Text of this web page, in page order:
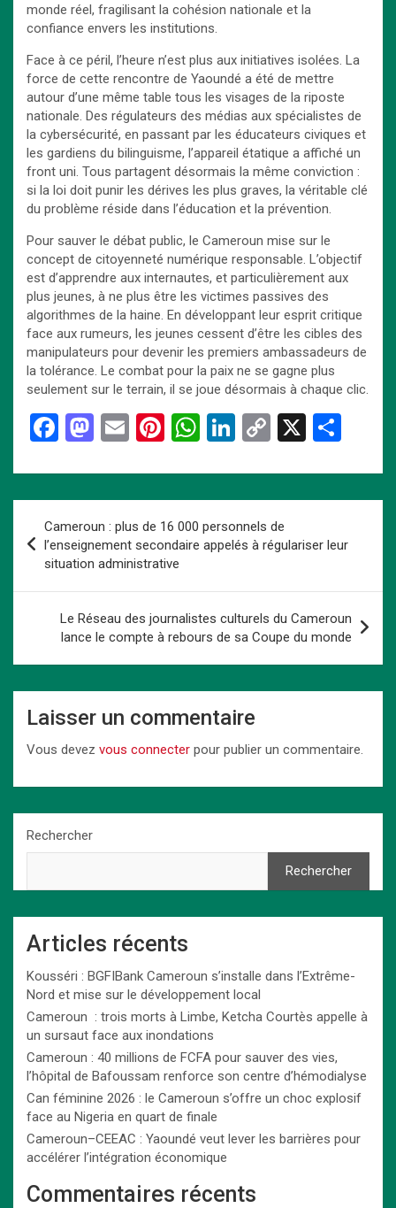
monde réel, fragilisant la cohésion nationale et la
confiance envers les institutions.
Face à ce péril, l’heure n’est plus aux initiatives isolées. La
force de cette rencontre de Yaoundé a été de mettre
autour d’une même table tous les visages de la riposte
nationale. Des régulateurs des médias aux spécialistes de
la cybersécurité, en passant par les éducateurs civiques et
les gardiens du bilinguisme, l’appareil étatique a affiché un
front uni. Tous partagent désormais la même conviction :
si la loi doit punir les dérives les plus graves, la véritable clé
du problème réside dans l’éducation et la prévention.
Pour sauver le débat public, le Cameroun mise sur le
concept de citoyenneté numérique responsable. L’objectif
est d’apprendre aux internautes, et particulièrement aux
plus jeunes, à ne plus être les victimes passives des
algorithmes de la haine. En développant leur esprit critique
face aux rumeurs, les jeunes cessent d’être les cibles des
manipulateurs pour devenir les premiers ambassadeurs de
la tolérance. Le combat pour la paix ne se gagne plus
seulement sur le terrain, il se joue désormais à chaque clic.
F
ce
o
o
k
M
st
d
o
n
E
ail
Pi
er
es
t
W
at
A
p
Li
ke
dI
n
C
py
Li
n
X
ta
er
de
l’article
Cameroun : plus de 16 000 personnels de
l’enseignement secondaire appelés à régulariser leur
situation administrative
Le Réseau des journalistes culturels du Cameroun
lance le compte à rebours de sa Coupe du monde
Laisser un commentaire
Vous devez vous connecter pour publier un commentaire.
Rechercher
Rechercher
Articles récents
Kousséri : BGFIBank Cameroun s’installe dans l’Extrême-
Nord et mise sur le développement local
Cameroun : trois morts à Limbe, Ketcha Courtès appelle à
un sursaut face aux inondations
Cameroun : 40 millions de FCFA pour sauver des vies,
l’hôpital de Bafoussam renforce son centre d’hémodialyse
Can féminine 2026 : le Cameroun s’offre un choc explosif
face au Nigeria en quart de finale
Cameroun–CEEAC : Yaoundé veut lever les barrières pour
accélérer l’intégration économique
Commentaires récents